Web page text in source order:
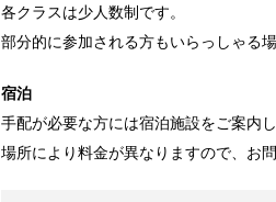
各クラスは少人数制です。
部分的に参加される方もいらっしゃる
宿泊
手配が必要な方には宿泊施設をご案内し
場所により料金が異なりますので、お